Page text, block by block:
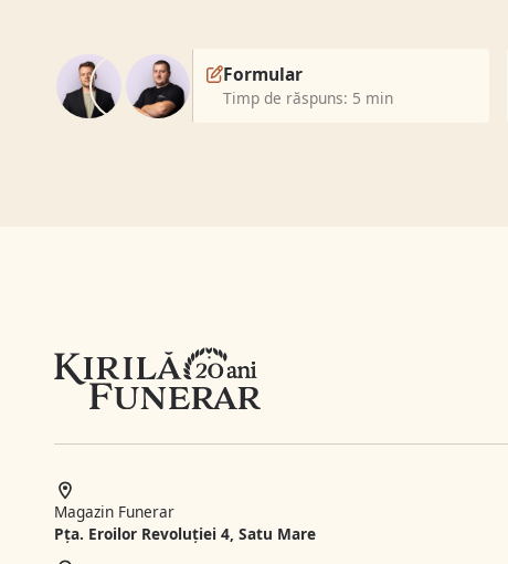
Formular
Timp de răspuns: 5 min
Magazin Funerar
Pța. Eroilor Revoluției 4, Satu Mare